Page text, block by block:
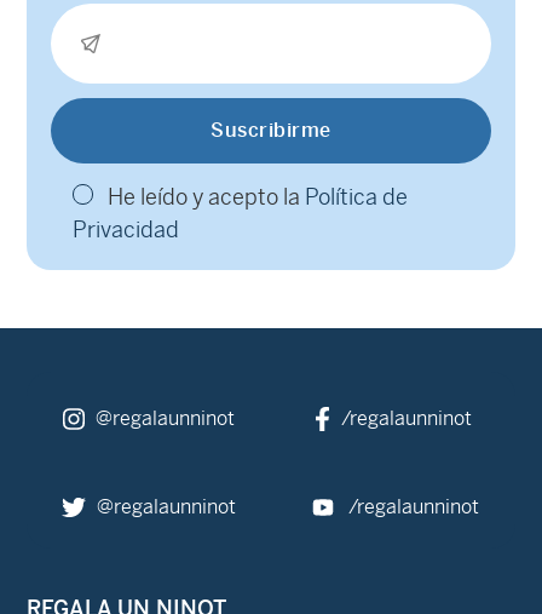
He leído y acepto la Política de
Privacidad
@regalaunninot /regalaunninot
@regalaunninot /regalaunninot